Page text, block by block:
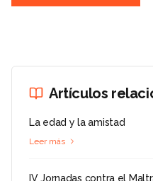
Artículos
La edad y la amistad
Leer más
IV Jornadas contra el